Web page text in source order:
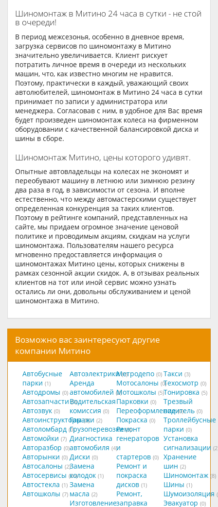
Шиномонтаж в Митино 24 часа в сутки - не стой
в очереди!
В период межсезонья, особенно в дневное время,
загрузка сервисов по шиномонтажу в Митино
значительно увеличивается. Клиент рискует
потратить личное время в очереди из нескольких
машин, что, как известно многим не нравится.
Поэтому, практически в каждый, уважающий своих
автолюбителей, шиномонтаж в Митино 24 часа в сутки
принимает по записи у администратора или
менеджера. Согласовав с ним, в удобное для Вас время
будет произведен шиномонтаж колеса на фирменном
оборудовании с качественной балансировкой диска и
шины в сборе.
Шиномонтаж Митино, цены которого удивят.
Опытные автовладельцы на колесах не экономят и
переобувают машину в летнюю или зимнюю резину
два раза в год, в зависимости от сезона. И вполне
естественно, что между автомастерскими существует
определенная конкуренция за таких клиентов.
Поэтому в рейтинге компаний, представленных на
сайте, мы придаем огромное значение ценовой
политике и проводимым акциям, скидкам на услуги
шиномонтажа. Пользователям нашего ресурса
мгновенно предоставляется информация о
шиномонтажах Митино цены, которых снижены в
рамках сезонной акции скидок. А, в отзывах реальных
клиентов на тот или иной сервис можно узнать
остались ли они, довольны обслуживанием и ценой
шиномонтажа в Митино.
Возможно вас заинтересуют другие
компании Митино
Автобусные
парки (1)
Автодромы (0)
Автозапчасти (9)
Автозвук (0)
Автоинструкторы (0)
Автоломбард (0)
Автомойки (7)
Авторазбор (0)
Авторынки (0)
Автосалоны (2)
Автосервисы (26)
Автостекла (1)
Автошколы (7)
Автоэлектрики (0)
Аренда
автомобилей (2)
Водительская
комиссия (0)
Гаражи (2)
Грузоперевозки (3)
Диагностика
автомобиля (4)
Диски (0)
Замена
колодок (1)
Замена
масла (2)
Изготовление
Метродепо (0)
Мотосалоны (0)
Мотошколы (5)
Парковки (0)
Переоформление (0)
Покраска (0)
Ремонт
генераторов
и
стартеров (0)
Ремонт и
покраска
дисков (1)
Ремонт,
заправка
Такси (3)
Техосмотр (0)
Тонировка (5)
Трезвый
водитель (0)
Троллейбусные
парки (0)
Установка
сигнализации
Хранение
шин (2)
Шиномонтаж (8)
Шины (1)
Шумоизоляция
Эвакуатор (0)